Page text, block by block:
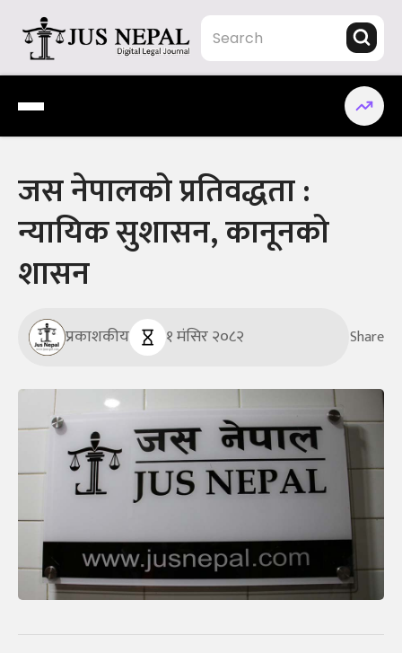
content
Jus Nepal | www.jusnepal.com
Digital Legal Journal
जस नेपालको प्रतिवद्धता :
न्यायिक सुशासन, कानूनको
शासन
प्रकाशकीय १ मंसिर २०८२ Share